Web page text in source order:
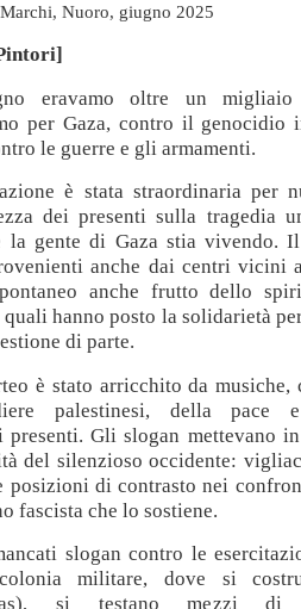
Nuoro, giugno 2025
eravamo oltre un
per Gaza, contro il
le guerre e gli armamenti.
è stata straordinaria per
dei presenti sulla tragedia
la gente di Gaza stia vivendo. Il
anche dai centri vicini
anche frutto dello
hanno posto la solidarietà
di parte.
è stato arricchito da musiche,
palestinesi, della pace
presenti. Gli slogan mettevano
del silenzioso occidente:
posizioni di contrasto nei
fascista che lo sostiene.
slogan contro le
colonia militare, dove si
si testano mezzi di